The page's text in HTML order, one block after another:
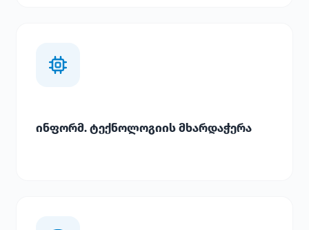
ინფორმ. ტექნოლოგიის მხარდაჭერა